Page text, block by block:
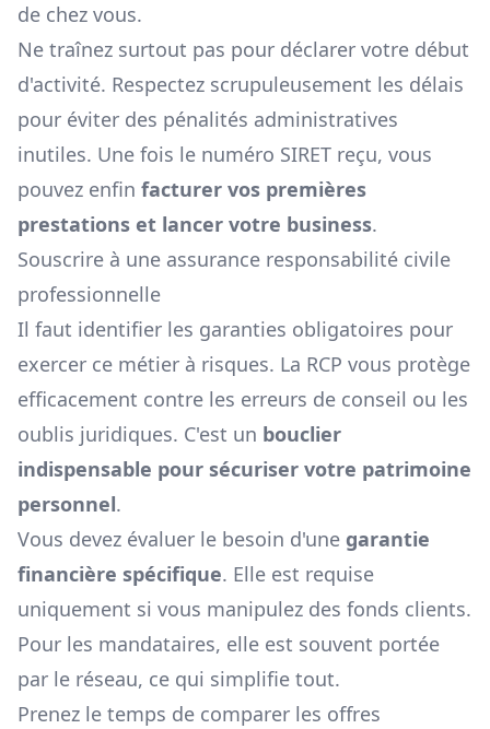
de chez vous.
Ne traînez surtout pas pour déclarer votre début
d'activité. Respectez scrupuleusement les délais
pour éviter des pénalités administratives
inutiles. Une fois le numéro SIRET reçu, vous
pouvez enfin facturer vos premières
prestations et lancer votre business.
Souscrire à une assurance responsabilité civile
professionnelle
Il faut identifier les garanties obligatoires pour
exercer ce métier à risques. La RCP vous protège
efficacement contre les erreurs de conseil ou les
oublis juridiques. C'est un bouclier
indispensable pour sécuriser votre patrimoine
personnel.
Vous devez évaluer le besoin d'une garantie
financière spécifique. Elle est requise
uniquement si vous manipulez des fonds clients.
Pour les mandataires, elle est souvent portée
par le réseau, ce qui simplifie tout.
Prenez le temps de comparer les offres